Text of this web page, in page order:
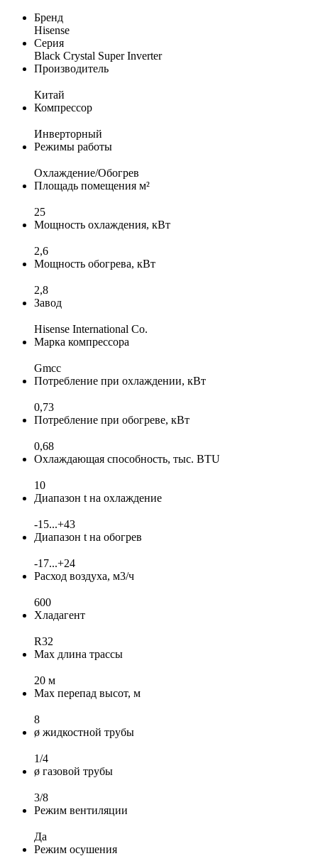
Бренд
Hisense
Серия
Black Crystal Super Inverter
Производитель
Китай
Компрессор
Инверторный
Режимы работы
Охлаждение/Обогрев
Площадь помещения м²
25
Мощность охлаждения, кВт
2,6
Мощность обогрева, кВт
2,8
Завод
Hisense International Co.
Марка компрессора
Gmcc
Потребление при охлаждении, кВт
0,73
Потребление при обогреве, кВт
0,68
Охлаждающая способность, тыс. BTU
10
Диапазон t на охлаждение
-15...+43
Диапазон t на обогрев
-17...+24
Расход воздуха, м3/ч
600
Хладагент
R32
Max длина трассы
20 м
Max перепад высот, м
8
ø жидкостной трубы
1/4
ø газовой трубы
3/8
Режим вентиляции
Да
Режим осушения